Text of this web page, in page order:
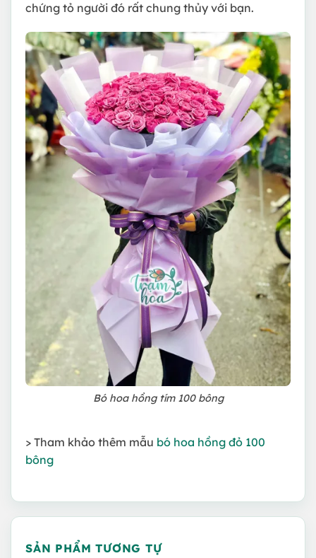
chứng tỏ người đó rất chung thủy với bạn.
Bó hoa hồng tím 100 bông
> Tham khảo thêm mẫu bó hoa hồng đỏ 100
bông
SẢN PHẨM TƯƠNG TỰ